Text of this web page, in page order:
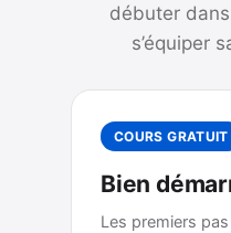
débuter dans
s’équiper
COURS GRATUIT
Bien
Les premiers